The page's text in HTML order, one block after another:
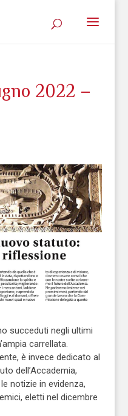
2022 –
succeduti negli ultimi
carrellata.
è invece dedicato al
dell’Accademia,
notizie in evidenza,
eletti nel dicembre